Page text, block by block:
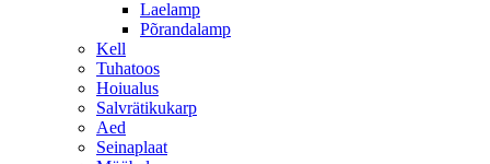
Laelamp
Põrandalamp
Kell
Tuhatoos
Hoiualus
Salvrätikukarp
Aed
Seinaplaat